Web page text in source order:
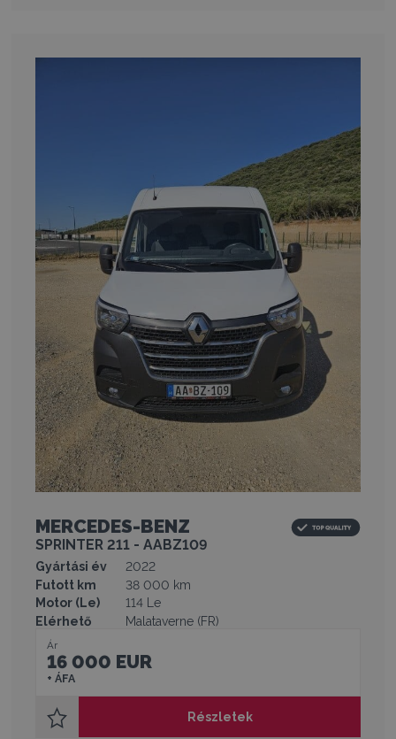
MERCEDES-BENZ
SPRINTER 211 - AABZ109
Gyártási év
2022
Futott km
38 000 km
Motor (Le)
114 Le
Elérhető
Malataverne (FR)
Ár
16 000 EUR
+ ÁFA
Részletek